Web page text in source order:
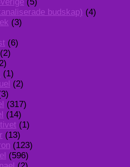
(5)
budskap) (4)
(3)
(6)
(2)
(1)
(2)
(317)
(14)
(1)
(13)
(123)
(596)